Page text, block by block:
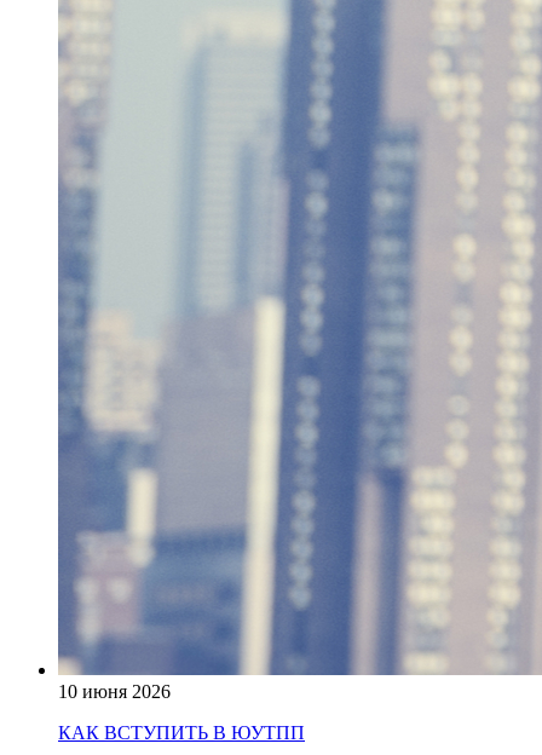
10 июня 2026
КАК ВСТУПИТЬ В ЮУТПП